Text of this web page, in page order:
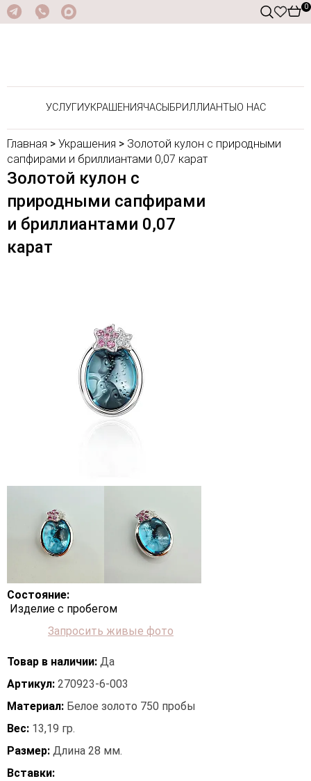
0
УСЛУГИУКРАШЕНИЯЧАСЫ БРИЛЛИАНТЫ О НАС
Главная > Украшения > Золотой кулон с природными
сапфирами и бриллиантами 0,07 карат
Золотой кулон с
природными сапфирами
и бриллиантами 0,07
карат
Состояние:
Изделие с пробегом
Запросить живые фото
Товар в наличии: Да
Артикул: 270923-6-003
Материал: Белое золото 750 пробы
Вес: 13,19 гр.
Размер: Длина 28 мм.
Вставки: